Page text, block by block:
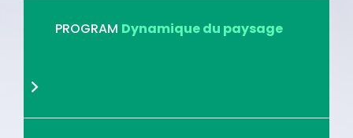
PROGRAM Dynamique du paysage